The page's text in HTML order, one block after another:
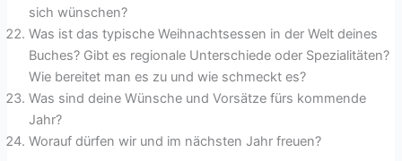
sich wünschen?
Was ist das typische Weihnachtsessen in der Welt deines
Buches? Gibt es regionale Unterschiede oder Spezialitäten?
Wie bereitet man es zu und wie schmeckt es?
Was sind deine Wünsche und Vorsätze fürs kommende
Jahr?
Worauf dürfen wir und im nächsten Jahr freuen?